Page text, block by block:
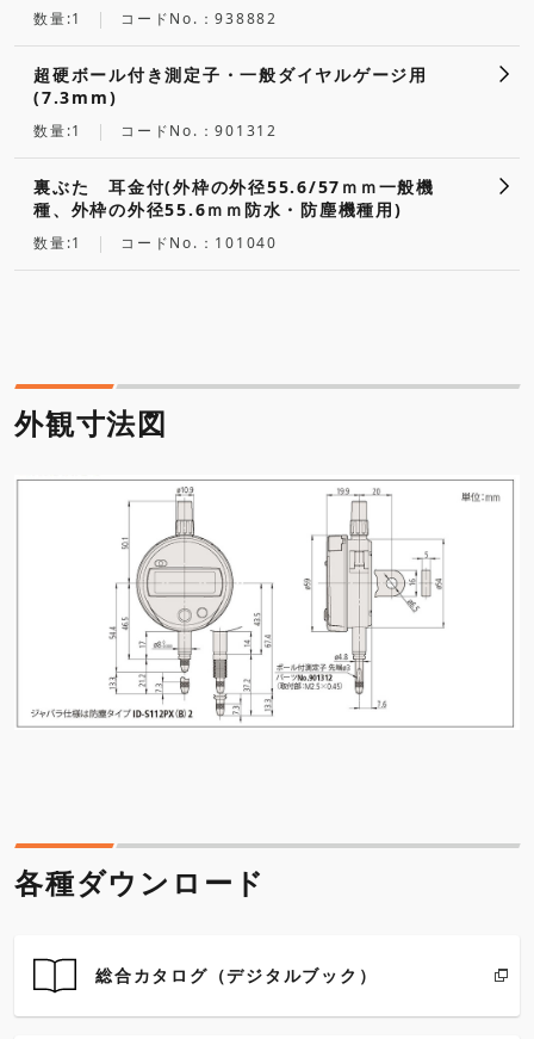
数量:1 コードNo.：938882
超硬ボール付き測定子・一般ダイヤルゲージ用
(7.3mm)
数量:1 コードNo.：901312
裏ぶた 耳金付(外枠の外径55.6/57ｍｍ一般機
種、外枠の外径55.6ｍｍ防水・防塵機種用)
数量:1 コードNo.：101040
外観寸法図
各種ダウンロード
総合カタログ（デジタルブック）